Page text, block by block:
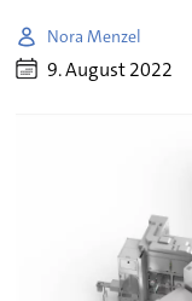
Nora Menzel
9. August 2022